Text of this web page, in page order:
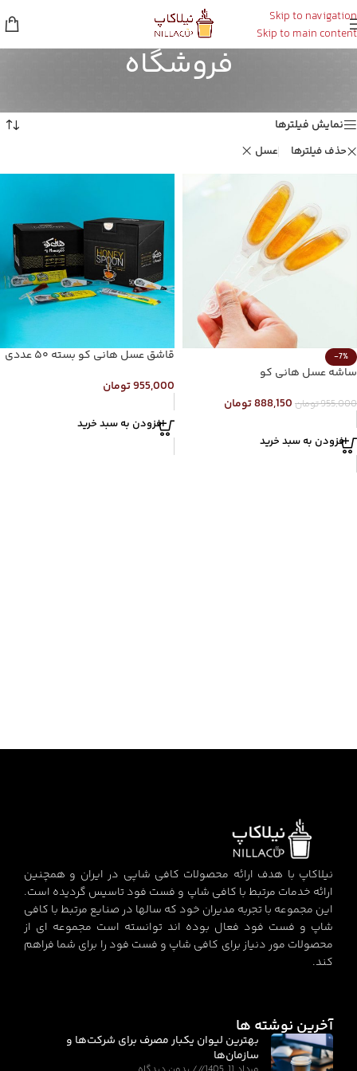
Skip to navigation
Skip to main content
فروشگاه
نمایش فیلترها
حذف فیلترها عسل
-7%
ساشه عسل هانی کو
955,000تومان 888,150تومان
افزودن به سبد خرید
قاشق عسل هانی کو بسته ۵۰ عددی
955,000تومان
افزودن به سبد خرید
نیلاکاپ با هدف ارائه محصولات کافی شاپی در ایران و همچنین
ارائه خدمات مرتبط با کافی شاپ و فست فود تاسیس گردیده است.
این مجموعه با تجربه مدیران خود که سالها در صنایع مرتبط با کافی
شاپ و فست فود فعال بوده اند توانسته است مجموعه ای از
محصولات مور دنیاز برای کافی شاپ و فست فود را برای شما فراهم
کند.
آخرین نوشته ها
بهترین لیوان یکبار مصرف برای شرکت‌ها و
سازمان‌ها